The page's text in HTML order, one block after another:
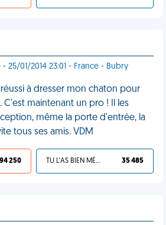
- 25/01/2014 23:01 - France - Bubry
à dresser mon chaton pour
C'est maintenant un pro ! Il les
même la porte d'entrée, la
tous ses amis. VDM
94 250 TU L'AS BIEN MÉRITÉ 35 485